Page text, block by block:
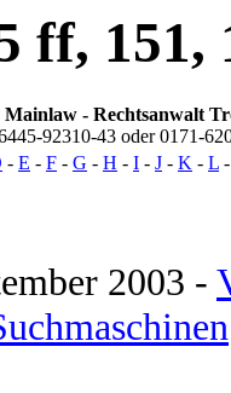
ff, 151,
Mainlaw - Rechtsanwalt
92310-43 oder 0171-
- E - F - G - H - I - J - K - L
2003 -